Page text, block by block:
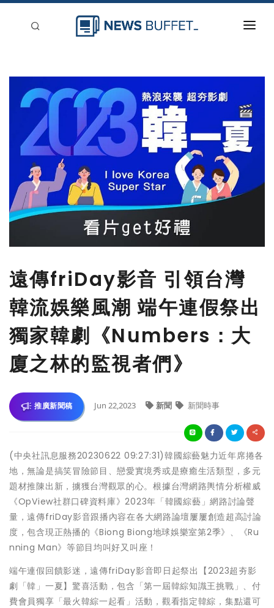
登入
刊登
遠傳friDay影音 引領台灣
韓流娛樂風潮 端午連假祭出
獨家韓劇《Numbers：大
廈之林的監視者們》
推廣新聞稿 Jun 22,2023 新聞 新聞時事
(中央社訊息服務20230622 09:27:31)韓國綜藝魅力近年席捲各
地，無論是搞笑冒險節目、戀愛實境秀或是療癒生活類型，多元
題材推陳出新，擄獲台灣觀眾的心。根據台灣網路輿情分析權威
《OpView社群口碑資料庫》2023年「韓國綜藝」網路討論聲
量，遠傳friDay影音跟播內容在各大網路論壇屢屢創造超高討論
度，包含現正熱播的《Biong Biong地球娛樂室第2季》、《Ru
nning Man》等節目均叫好又叫座！
端午連假回饋影迷，遠傳friDay影音即日起祭出【2023超夯影
劇「韓」一夏】驚喜活動，包含「第一屆韓綜知識王挑戰」、付
費會員獨享「最火韓綜一起看」活動，觀看指定韓綜，集點還可